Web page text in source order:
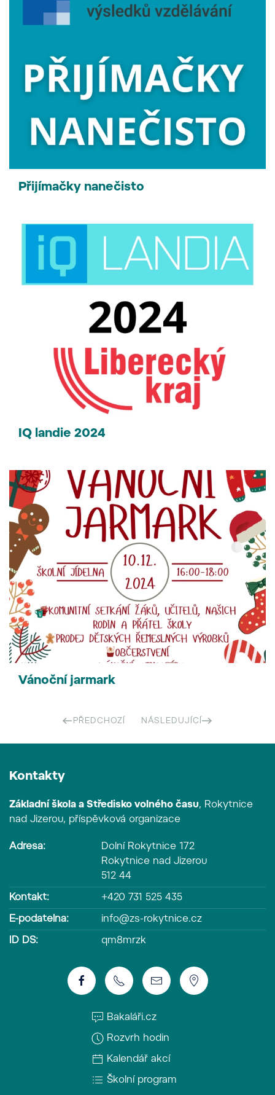
Přijímačky nanečisto
IQ landie 2024
Vánoční jarmark
PŘEDCHOZÍ NÁSLEDUJÍCÍ
Kontakty
Základní škola a Středisko volného času, Rokytnice
nad Jizerou, příspěvková organizace
Adresa:
Dolní Rokytnice 172
Rokytnice nad Jizerou
512 44
Kontakt: +420 731 525 435
E-podatelna: info@zs-rokytnice.cz
ID DS: qm8mrzk
Bakaláři.cz
Rozvrh hodin
Kalendář akcí
Školní program